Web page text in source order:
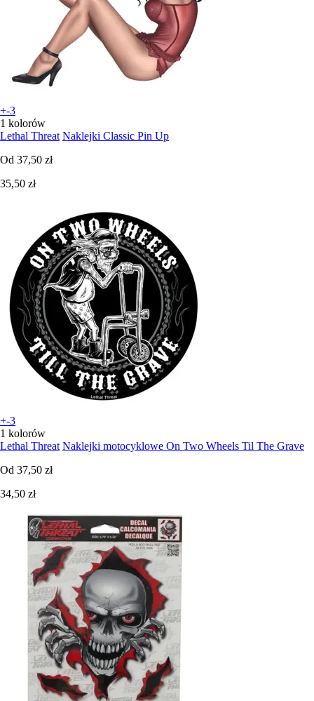
+-3
1 kolorów
Lethal Threat Naklejki Classic Pin Up
Od 37,50 zł
35,50 zł
+-3
1 kolorów
Lethal Threat Naklejki motocyklowe On Two Wheels Til The Grave
Od 37,50 zł
34,50 zł